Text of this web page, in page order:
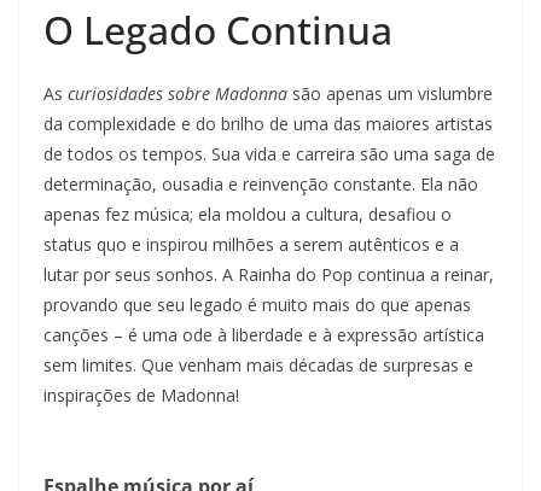
O Legado Continua
As curiosidades sobre Madonna são apenas um vislumbre
da complexidade e do brilho de uma das maiores artistas
de todos os tempos. Sua vida e carreira são uma saga de
determinação, ousadia e reinvenção constante. Ela não
apenas fez música; ela moldou a cultura, desafiou o
status quo e inspirou milhões a serem autênticos e a
lutar por seus sonhos. A Rainha do Pop continua a reinar,
provando que seu legado é muito mais do que apenas
canções – é uma ode à liberdade e à expressão artística
sem limites. Que venham mais décadas de surpresas e
inspirações de Madonna!